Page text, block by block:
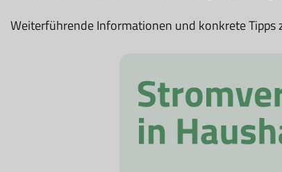
Weiterführende Informationen und konkrete